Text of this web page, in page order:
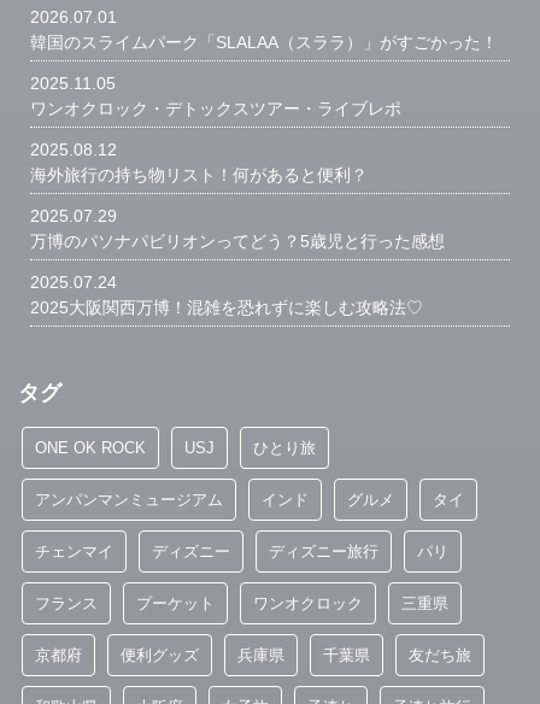
2026.07.01
韓国のスライムパーク「SLALAA（スララ）」がすごかった！
2025.11.05
ワンオクロック・デトックスツアー・ライブレポ
2025.08.12
海外旅行の持ち物リスト！何があると便利？
2025.07.29
万博のパソナパビリオンってどう？5歳児と行った感想
2025.07.24
2025大阪関西万博！混雑を恐れずに楽しむ攻略法♡
タグ
ONE OK ROCK USJ ひとり旅
アンパンマンミュージアム インド グルメ タイ
チェンマイ ディズニー ディズニー旅行 パリ
フランス プーケット ワンオクロック 三重県
京都府 便利グッズ 兵庫県 千葉県 友だち旅